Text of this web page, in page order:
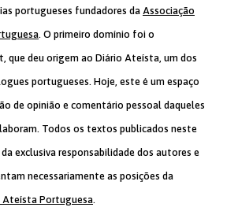
portugueses fundadores da Associação
. O primeiro domínio foi o
que deu origem ao Diário Ateísta, um dos
portugueses. Hoje, este é um espaço
de opinião e comentário pessoal daqueles
Todos os textos publicados neste
exclusiva responsabilidade dos autores e
necessariamente as posições da
Ateísta Portuguesa.